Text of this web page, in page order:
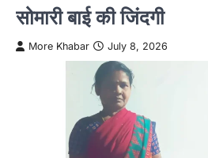
सोमारी बाई की जिंदगी
More Khabar July 8, 2026